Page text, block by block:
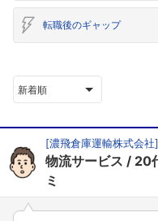
転職後のギャップ
新着順
[濃飛倉庫運輸株式会社]
物流サービス 20
ミ